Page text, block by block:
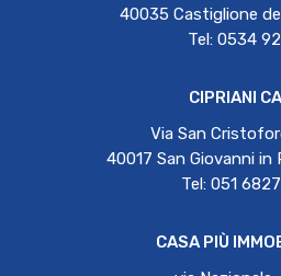
40035 Castiglione
Tel: 0534
CIPRIANI
Via San
40017 San Giovanni in
Tel: 051
CASA PIÙ